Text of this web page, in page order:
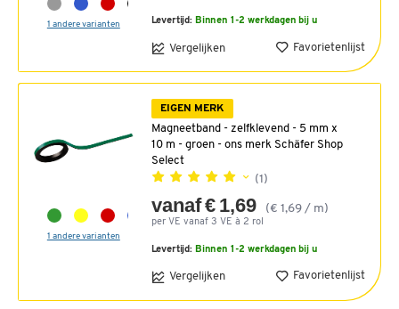
1 andere varianten Levertijd: Binnen 1-2 werkdagen bij u
Vergelijken Favorietenlijst
1 andere varianten
EIGEN MERK
Magneetband - zelfklevend - 5 mm x
10 m - groen - ons merk Schäfer Shop
Select
(1)
vanaf € 1,69 (€ 1,69 / m)
per VE vanaf 3 VE à 2 rol
Levertijd: Binnen 1-2 werkdagen bij u
Vergelijken Favorietenlijst